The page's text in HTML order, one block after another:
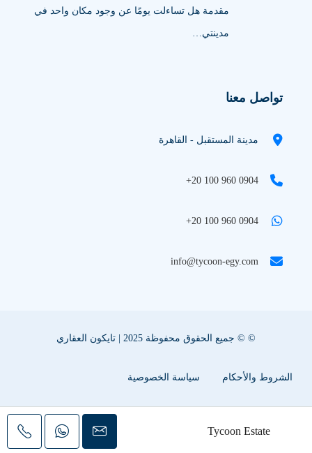
Tycoon Estate
مقدمة هل تساءلت يومًا عن وجود مكان واحد في
مدينتي…
تواصل معنا
مدينة المستقبل - القاهرة
+20 100 960 0904
+20 100 960 0904
info@tycoon-egy.com
© © جميع الحقوق محفوظة 2025 | تايكون العقاري
الشروط والأحكام سياسة الخصوصية
سياسة ملفات تعريف الإرتباط اعلن عقارك معنا